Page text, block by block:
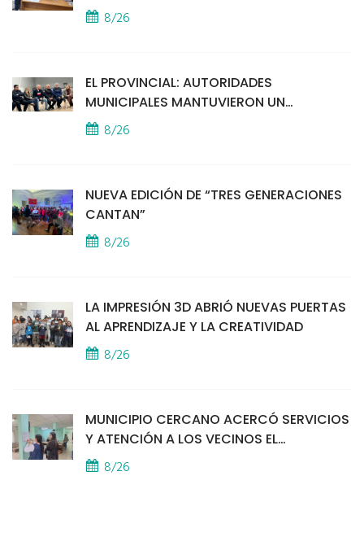
8/26
EL PROVINCIAL: AUTORIDADES
MUNICIPALES MANTUVIERON UN
ENCUENTRO CON VECINOS POR LA
SEGURIDAD
8/26
NUEVA EDICIÓN DE “TRES GENERACIONES
CANTAN”
8/26
LA IMPRESIÓN 3D ABRIÓ NUEVAS PUERTAS
AL APRENDIZAJE Y LA CREATIVIDAD
8/26
MUNICIPIO CERCANO ACERCÓ SERVICIOS
Y ATENCIÓN A LOS VECINOS EL
PROVINCIAL
8/26